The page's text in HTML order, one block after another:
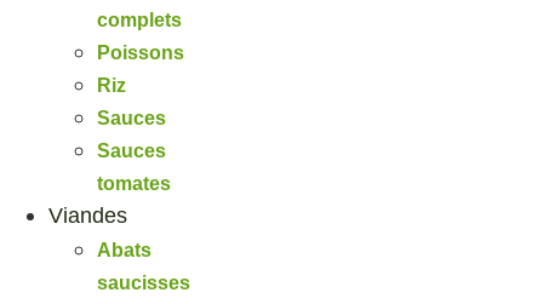
complets
Poissons
Riz
Sauces
Sauces
tomates
Viandes
Abats
saucisses